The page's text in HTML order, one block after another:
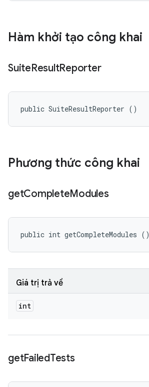
Hàm khởi tạo công khai
SuiteResultReporter
public SuiteResultReporter ()
Phương thức công khai
getCompleteModules
public int getCompleteModules ()
Giá trị trả về
int
getFailedTests